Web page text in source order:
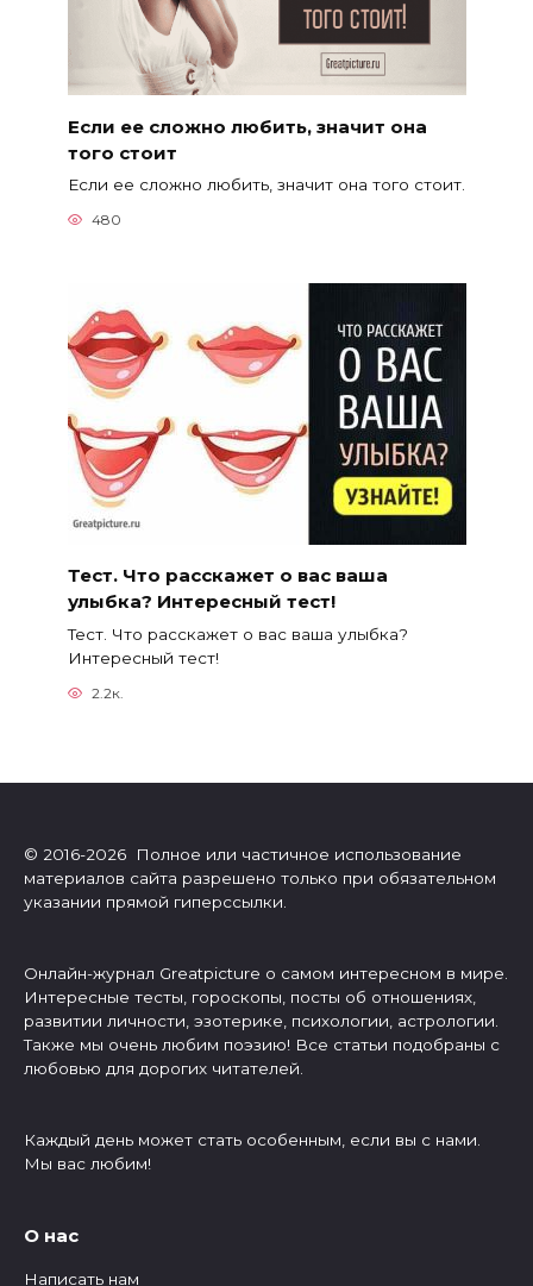
Если ее сложно любить, значит она
того стоит
Если ее сложно любить, значит она того стоит.
480
Тест. Что расскажет о вас ваша
улыбка? Интересный тест!
Тест. Что расскажет о вас ваша улыбка?
Интересный тест!
2.2к.
© 2016-2026 Полное или частичное использование
материалов сайта разрешено только при обязательном
указании прямой гиперссылки.
Онлайн-журнал Greatpicture о самом интересном в мире.
Интересные тесты, гороскопы, посты об отношениях,
развитии личности, эзотерике, психологии, астрологии.
Также мы очень любим поэзию! Все статьи подобраны с
любовью для дорогих читателей.
Каждый день может стать особенным, если вы с нами.
Мы вас любим!
О нас
Написать нам